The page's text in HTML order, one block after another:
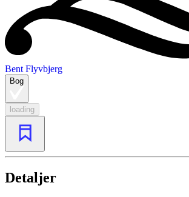
Bent Flyvbjerg
Bog
loading
Detaljer